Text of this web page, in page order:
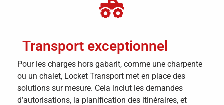
Transport exceptionnel
Pour les charges hors gabarit, comme une charpente
ou un chalet, Locket Transport met en place des
solutions sur mesure. Cela inclut les demandes
d’autorisations, la planification des itinéraires, et